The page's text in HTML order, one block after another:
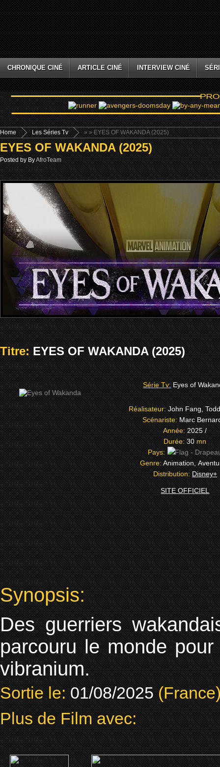
CHRONIQUE CINÉ ARTICLE CINÉ INTERVIEW CINÉ
Home »
Les Séries Tv » EYES OF WAKANDA (2025)
EYES OF WAKANDA (2025)
Posted by ByAfroTeam
Titre:EYES OF WAKANDA (2025)
Série Tv: Eyes of
Réalisateur:John Fang,
Scénariste:Marc
Année:2025 /
Durée:30mn
Pays:
Genre:Animation,
Distribution:Disney+
SITE OFFICIEL
Synopsis:
Des guerriers
parcouru le monde
vibranium.
Sortie le: 01/08/2025
Plus de Film avec: